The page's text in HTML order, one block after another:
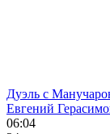
Дуэль с
Евгений
06:04